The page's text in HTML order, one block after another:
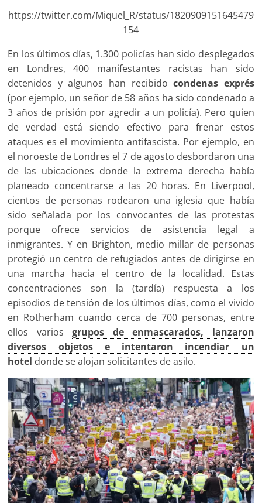
https://twitter.com/Miquel_R/status/1820909151645479
154
En los últimos días, 1.300 policías han sido desplegados
en Londres, 400 manifestantes racistas han sido
detenidos y algunos han recibidocondenas exprés
(por ejemplo, un señor de 58 años ha sido condenado a
3 años de prisión por agredir a un policía). Pero quien
de verdad está siendo efectivo para frenar estos
ataques es el movimiento antifascista. Por ejemplo, en
el noroeste de Londres el 7 de agosto desbordaron una
de las ubicaciones donde la extrema derecha había
planeado concentrarse a las 20 horas. En Liverpool,
cientos de personas rodearon una iglesia que había
sido señalada por los convocantes de las protestas
porque ofrece servicios de asistencia legal a
inmigrantes. Y en Brighton, medio millar de personas
protegió un centro de refugiados antes de dirigirse en
una marcha hacia el centro de la localidad. Estas
concentraciones son la (tardía) respuesta a los
episodios de tensión de los últimos días, como el vivido
en Rotherham cuando cerca de 700 personas, entre
ellos variosgrupos de enmascarados, lanzaron
diversos objetos e intentaron incendiar un
hotel donde se alojan solicitantes de asilo.